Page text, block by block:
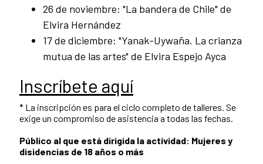
26 de noviembre: "La bandera de Chile" de
Elvira Hernández
17 de diciembre: "Yanak-Uywaña. La crianza
mutua de las artes" de Elvira Espejo Ayca
Inscríbete aquí
* La inscripción es para el ciclo completo de talleres. Se
exige un compromiso de asistencia a todas las fechas.
Público al que está dirigida la actividad: Mujeres y
disidencias de 18 años o más